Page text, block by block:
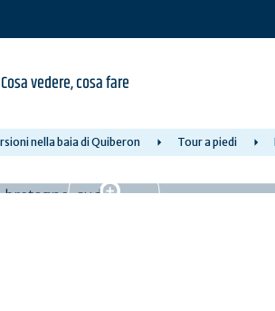
Cosa vedere, cosa fare
nella baia di Quiberon Tour a piedi